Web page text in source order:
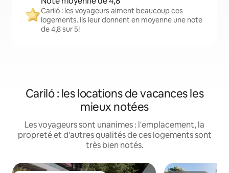
Cariló : les voyageurs aiment beaucoup ces
logements. Ils leur donnent en moyenne une note
de 4,8 sur 5!
Cariló : les locations de vacances les
mieux notées
Les voyageurs sont unanimes : l'emplacement, la
propreté et d'autres qualités de ces logements sont
très bien notés.